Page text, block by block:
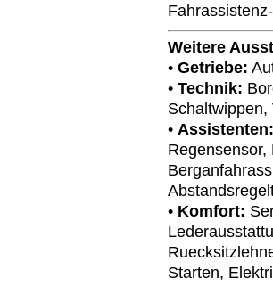
Weitere
• Getriebe:
• Technik:
• Assistenten:
• Komfort:
Starten,